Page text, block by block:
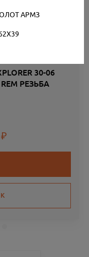
АРМЗ
30-06
РЕЗЬБА